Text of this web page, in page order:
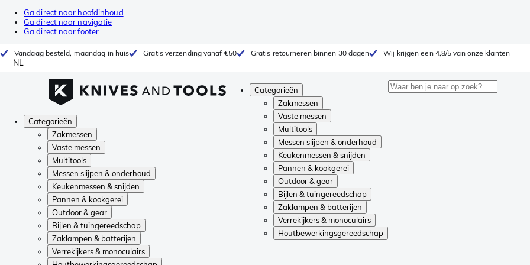
Ga direct naar hoofdinhoud
Ga direct naar navigatie
Ga direct naar footer
Vandaag besteld, maandag in huis Gratis verzending vanaf €50 Gratis retourneren binnen 30 dagen Wij krijgen een 4,8/5 van onze klanten
NL
Categorieën
Zakmessen
Vaste messen
Multitools
Messen slijpen & onderhoud
Keukenmessen & snijden
Pannen & kookgerei
Outdoor & gear
Bijlen & tuingereedschap
Zaklampen & batterijen
Verrekijkers & monoculairs
Houtbewerkingsgereedschap
Categorieën
Zakmessen
Vaste messen
Multitools
Messen slijpen & onderhoud
Keukenmessen & snijden
Pannen & kookgerei
Outdoor & gear
Bijlen & tuingereedschap
Zaklampen & batterijen
Verrekijkers & monoculairs